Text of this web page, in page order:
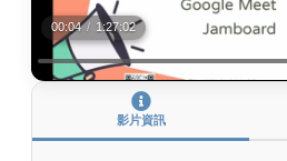
00:04 / 1:27:02
影片資訊